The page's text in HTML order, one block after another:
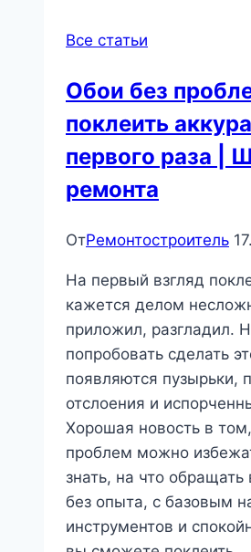
Все статьи
Обои без
поклеить
первого раза |
ремонта
ОтРемонтостроитель
На первый взгляд
кажется делом
приложил, разгладил.
попробовать сделать
появляются пузырьки,
отслоения и
Хорошая новость в
проблем можно
знать, на что
без опыта, с базовым
инструментов и